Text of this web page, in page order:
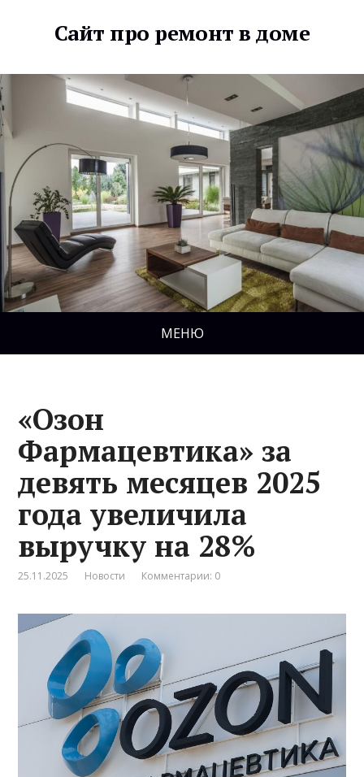
Сайт про ремонт в доме
МЕНЮ
«Озон
Фармацевтика» за
девять месяцев 2025
года увеличила
выручку на 28%
25.11.2025 Новости Комментарии: 0